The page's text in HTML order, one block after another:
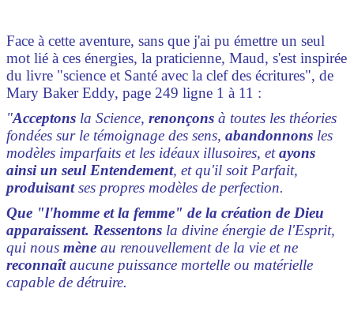
Face à cette aventure, sans que j'ai pu émettre un seul
mot lié à ces énergies, la praticienne, Maud, s'est inspirée
du livre "science et Santé avec la clef des écritures", de
Mary Baker Eddy, page 249 ligne 1 à 11 :
"Acceptons la Science,renonçons à toutes les théories
fondées sur le témoignage des sens,abandonnons les
modèles imparfaits et les idéaux illusoires, etayons
ainsi un seul Entendement, et qu'il soit Parfait,
produisantses propres modèles de perfection.
Que "l'homme et la femme" de la création de Dieu
apparaissent. Ressentons la divine énergie de l'Esprit,
qui nous mène au renouvellement de la vie et ne
reconnaîtaucune puissance mortelle ou matérielle
capable de détruire.